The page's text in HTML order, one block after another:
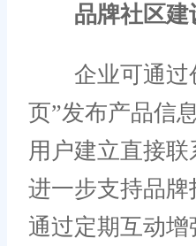
品牌社区建
企业可通过
页”发布产品信
用户建立直接联
进一步支持品牌
通过定期互动增